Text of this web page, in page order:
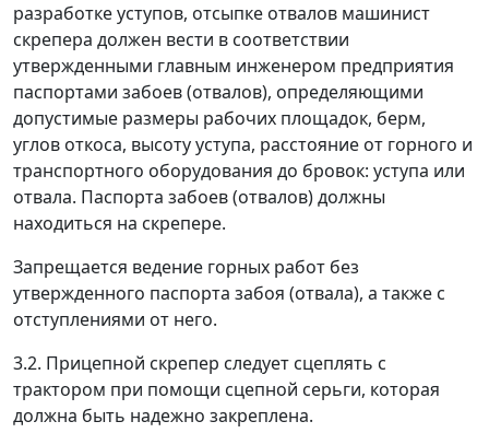
разработке уступов, отсыпке отвалов машинист
скрепера должен вести в соответствии
утвержденными главным инженером предприятия
паспортами забоев (отвалов), определяющими
допустимые размеры рабочих площадок, берм,
углов откоса, высоту уступа, расстояние от горного и
транспортного оборудования до бровок: уступа или
отвала. Паспорта забоев (отвалов) должны
находиться на скрепере.
Запрещается ведение горных работ без
утвержденного паспорта забоя (отвала), а также с
отступлениями от него.
3.2. Прицепной скрепер следует сцеплять с
трактором при помощи сцепной серьги, которая
должна быть надежно закреплена.